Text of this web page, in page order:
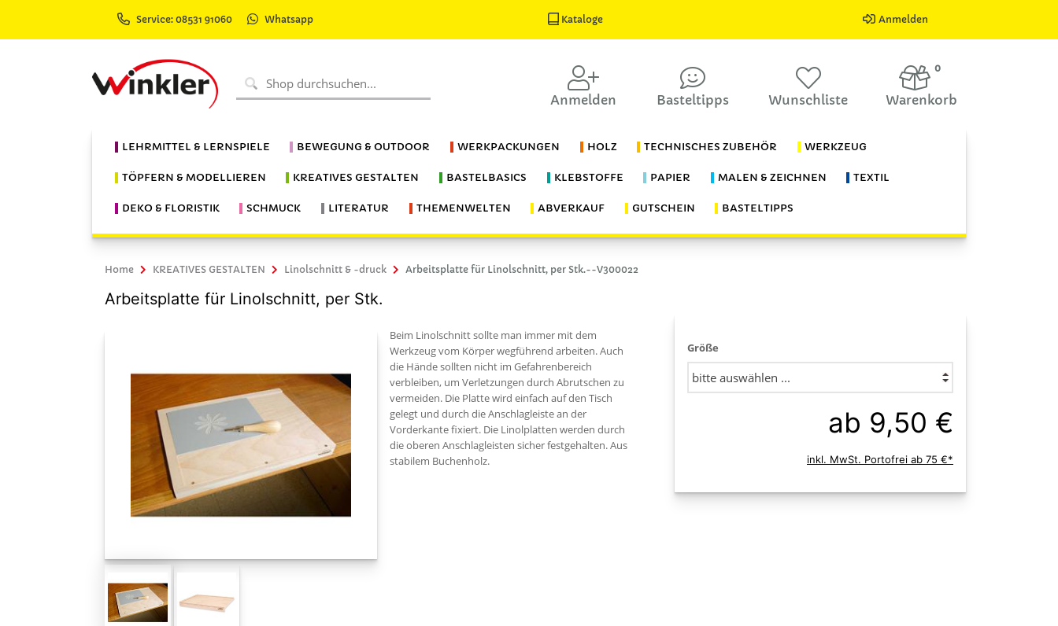
Service: 08531 91060 Whatsapp Kataloge Anmelden
Anmelden Basteltipps Wunschliste
0
Warenkorb
LEHRMITTEL & LERNSPIELE BEWEGUNG & OUTDOOR WERKPACKUNGEN HOLZ TECHNISCHES ZUBEHÖR WERKZEUG
TÖPFERN & MODELLIEREN KREATIVES GESTALTEN BASTELBASICS KLEBSTOFFE PAPIER MALEN & ZEICHNEN TEXTIL
DEKO & FLORISTIK SCHMUCK LITERATUR THEMENWELTEN ABVERKAUF GUTSCHEIN BASTELTIPPS
Home KREATIVES GESTALTEN Linolschnitt & -druck Arbeitsplatte für Linolschnitt, per Stk.--V300022
Arbeitsplatte für Linolschnitt, per Stk.
Beim Linolschnitt sollte man immer mit dem
Werkzeug vom Körper wegführend arbeiten. Auch
die Hände sollten nicht im Gefahrenbereich
verbleiben, um Verletzungen durch Abrutschen zu
vermeiden. Die Platte wird einfach auf den Tisch
gelegt und durch die Anschlagleiste an der
Vorderkante fixiert. Die Linolplatten werden durch
die oberen Anschlagleisten sicher festgehalten. Aus
Größe
ab 9,50 €
inkl. MwSt. Portofrei ab 75 €*